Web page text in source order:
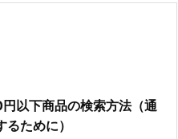
以下商品の検索方法（通
ために）